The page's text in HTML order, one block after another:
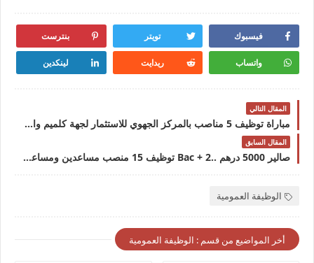
فيسبوك تويتر بنترست
واتساب ريدايت لينكدين
المقال التالي
مباراة توظيف 5 مناصب بالمركز الجهوي للاستثمار لجهة كلميم واد نون آخر أجل 22 ماي 2022مباراة توظيف 5 مناصب بالمركز الجهوي للاستثمار لجهة كلميم واد نون آخر أجل 22 ماي 2022
المقال السابق
صالير 5000 درهم ..Bac + 2 توظيف 15 منصب مساعدين ومساعدات في تسيير مطاعم الوجبات السريعة FAST-FOOD صالير 5000 درهم .. توظيف 15 منصب مساعدين ومساعدات في تسيير مطاعم الوجبات السريعة FAST-FOOD
الوظيفة العمومية
أخر المواضيع من قسم : الوظيفة العمومية